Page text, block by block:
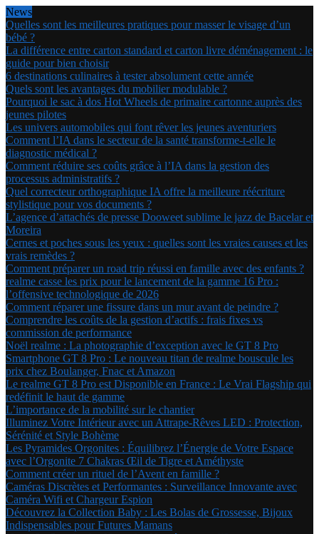
News
Quelles sont les meilleures pratiques pour masser le visage d’un
bébé ?
La différence entre carton standard et carton livre déménagement : le
guide pour bien choisir
6 destinations culinaires à tester absolument cette année
Quels sont les avantages du mobilier modulable ?
Pourquoi le sac à dos Hot Wheels de primaire cartonne auprès des
jeunes pilotes
Les univers automobiles qui font rêver les jeunes aventuriers
Comment l’IA dans le secteur de la santé transforme-t-elle le
diagnostic médical ?
Comment réduire ses coûts grâce à l’IA dans la gestion des
processus administratifs ?
Quel correcteur orthographique IA offre la meilleure réécriture
stylistique pour vos documents ?
L’agence d’attachés de presse Dooweet sublime le jazz de Bacelar et
Moreira
Cernes et poches sous les yeux : quelles sont les vraies causes et les
vrais remèdes ?
Comment préparer un road trip réussi en famille avec des enfants ?
realme casse les prix pour le lancement de la gamme 16 Pro :
l’offensive technologique de 2026
Comment réparer une fissure dans un mur avant de peindre ?
Comprendre les coûts de la gestion d’actifs : frais fixes vs
commission de performance
Noël realme : La photographie d’exception avec le GT 8 Pro
Smartphone GT 8 Pro : Le nouveau titan de realme bouscule les
prix chez Boulanger, Fnac et Amazon
Le realme GT 8 Pro est Disponible en France : Le Vrai Flagship qui
redéfinit le haut de gamme
L’importance de la mobilité sur le chantier
Illuminez Votre Intérieur avec un Attrape-Rêves LED : Protection,
Sérénité et Style Bohème
Les Pyramides Orgonites : Équilibrez l’Énergie de Votre Espace
avec l’Orgonite 7 Chakras Œil de Tigre et Améthyste
Comment créer un rituel de l’Avent en famille ?
Caméras Discrètes et Performantes : Surveillance Innovante avec
Caméra Wifi et Chargeur Espion
Découvrez la Collection Baby : Les Bolas de Grossesse, Bijoux
Indispensables pour Futures Mamans